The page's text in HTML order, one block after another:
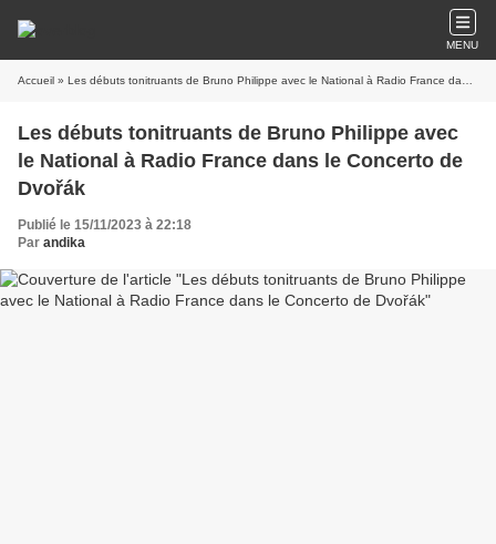
MENU
Accueil » Les débuts tonitruants de Bruno Philippe avec le National à Radio France dans le Concerto de Dvořák
Les débuts tonitruants de Bruno Philippe avec
le National à Radio France dans le Concerto de
Dvořák
Publié le 15/11/2023 à 22:18
Par andika